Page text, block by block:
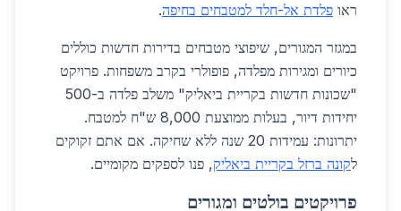
ראו פלדת אל-חלד למטבחים בחיפה.
במגזר המגורים, שיפוצי מטבחים בדירות חדשות כוללים
כיורים ומגירות מפלדה, פופולרי בקרב משפחות. פרויקט
"שכונות חדשות בקריית ביאליק" משלב פלדה ב-500
יחידות דיור, בעלות ממוצעת 8,000 ש"ח למטבח.
יתרונות: עמידות 20 שנה ללא שחיקה. אם אתם זקוקים
לקונה ברזל בקריית ביאליק, פנו לספקים מקומיים.
פרויקטים בולטים ומגורים